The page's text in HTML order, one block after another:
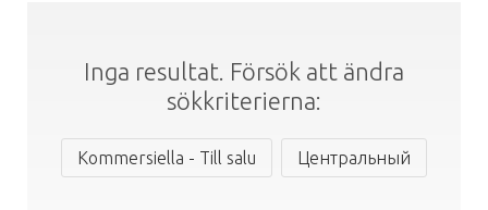
Inga resultat. Försök att ändra
sökkriterierna:
Kommersiella - Till salu Центральный